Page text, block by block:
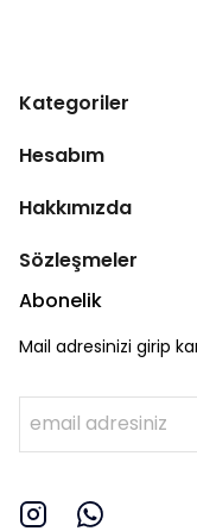
Kategoriler
Hesabım
Hakkımızda
Sözleşmeler
Abonelik
Mail adresinizi girip